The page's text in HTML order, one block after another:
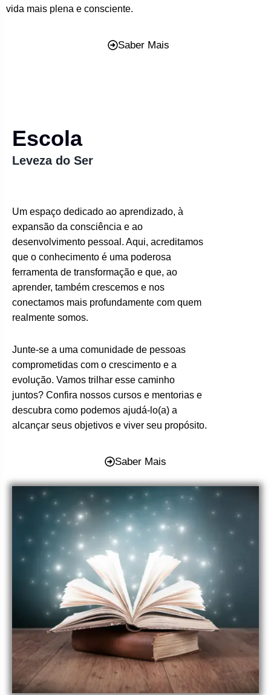
vida mais plena e consciente.
Saber Mais
Escola
Leveza do Ser
Um espaço dedicado ao aprendizado, à
expansão da consciência e ao
desenvolvimento pessoal. Aqui, acreditamos
que o conhecimento é uma poderosa
ferramenta de transformação e que, ao
aprender, também crescemos e nos
conectamos mais profundamente com quem
realmente somos.
Junte-se a uma comunidade de pessoas
comprometidas com o crescimento e a
evolução. Vamos trilhar esse caminho
juntos? Confira nossos cursos e mentorias e
descubra como podemos ajudá-lo(a) a
alcançar seus objetivos e viver seu propósito.
Saber Mais